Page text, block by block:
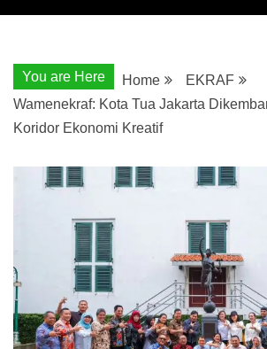
You are Here Home
EKRAF
Wamenekraf: Kota Tua Jakarta
Koridor Ekonomi Kreatif